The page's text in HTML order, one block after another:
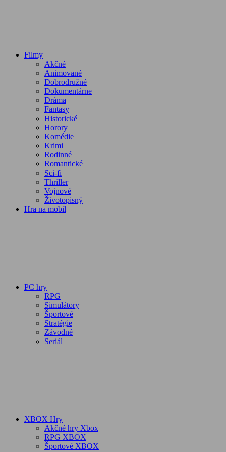
Filmy
Akčné
Animované
Dobrodružné
Dokumentárne
Dráma
Fantasy
Historické
Horory
Komédie
Krimi
Rodinné
Romantické
Sci-fi
Thriller
Vojnové
Životopisný
Hra na mobil
PC hry
RPG
Simulátory
Športové
Stratégie
Závodné
Seriál
XBOX Hry
Akčné hry Xbox
RPG XBOX
Športové XBOX